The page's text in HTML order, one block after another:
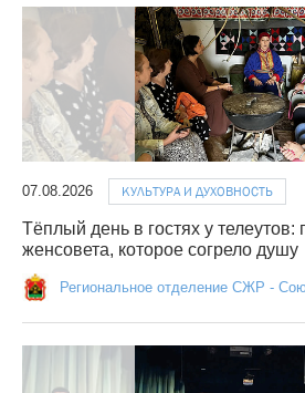
07.08.2026 КУЛЬТУРА И ДУХОВНОСТЬ
Тёплый день в гостях у телеутов:
женсовета, которое согрело душу
Региональное отделение СЖР -